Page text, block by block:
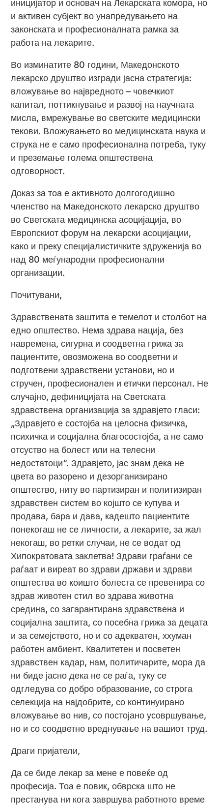
иницијатор и основач на Лекарската комора, но
и активен субјект во унапредувањето на
законската и професионалната рамка за
работа на лекарите.
Во изминатите 80 години, Македонското
лекарско друштво изгради јасна стратегија:
вложување во највредното – човечкиот
капитал, поттикнување и развој на научната
мисла, вмрежување во светските медицински
текови. Вложувањето во медицинската наука и
струка не е само професионална потреба, туку
и преземање голема општествена
одговорност.
Доказ за тоа е активното долгогодишно
членство на Македонското лекарско друштво
во Светската медицинска асоцијација, во
Европскиот форум на лекарски асоцијации,
како и преку специјалистичките здруженија во
над 80 меѓународни професионални
организации.
Почитувани,
Здравствената заштита е темелот и столбот на
едно општество. Нема здрава нација, без
навремена, сигурна и соодветна грижа за
пациентите, овозможена во соодветни и
подготвени здравствени установи, но и
стручен, професионален и етички персонал. Не
случајно, дефиницијата на Светската
здравствена организација за здравјето гласи:
„Здравјето е состојба на целосна физичка,
психичка и социјална благосостојба, а не само
отсуство на болест или на телесни
недостатоци“. Здравјето, јас знам дека не
цвета во разорено и дезорганизирано
општество, ниту во партизиран и политизиран
здравствен систем во којшто се купува и
продава, бара и дава, кадешто пациентите
понекогаш не се личности, а лекарите, за жал
некогаш, во ретки случаи, не се водат од
Хипократовата заклетва! Здрави граѓани се
раѓаат и виреат во здрави држави и здрави
општества во коишто болеста се превенира со
здрав животен стил во здрава животна
средина, со загарантирана здравствена и
социјална заштита, со посебна грижа за децата
и за семејството, но и со адекватен, ххуман
работен амбиент. Квалитетен и посветен
здравствен кадар, нам, политичарите, мора да
ни биде јасно дека не се раѓа, туку се
одгледува со добро образование, со строга
селекција на најдобрите, со континуирано
вложување во нив, со постојано усовршување,
но и со соодветно вреднување на вашиот труд.
Драги пријатели,
Да се биде лекар за мене е повеќе од
професија. Тоа е повик, обврска што не
престанува ни кога завршува работното време